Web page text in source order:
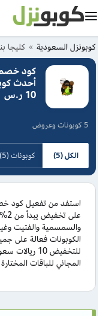
كوبونزل السعودية كليجا
10 ر.س
5 كوبونات وعروض
الكل (5) كوبونات (5)
الكوبونات فعالة على
للتخفيض 10
المجاني للباقات